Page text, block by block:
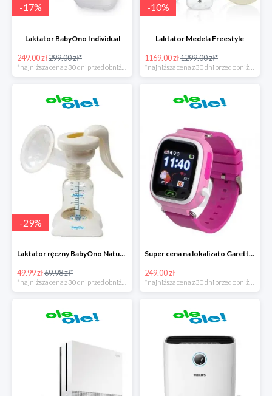
-17%
Laktator BabyOno Individual
249.00 zł299.00 zł*
*najniższa cena z 30 dni przed obniżką
-10%
Laktator Medela Freestyle
1169.00 zł1299.00 zł*
*najniższa cena z 30 dni przed obniżką
-29%
Laktator ręczny BabyOno Naturel
49.99 zł69.98 zł*
*najniższa cena z 30 dni przed obniżką
Super cena na lokalizato Garett Kids2
249.00 zł
*najniższa cena z 30 dni przed obniżką